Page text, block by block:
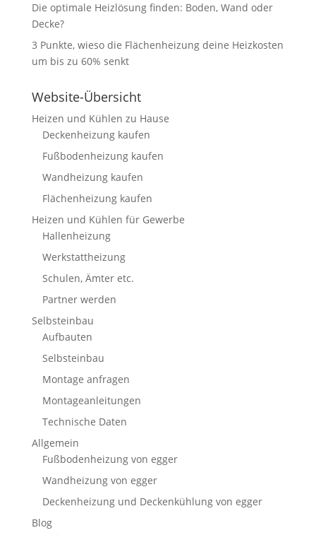
Die optimale Heizlösung finden: Boden, Wand oder
Decke?
3 Punkte, wieso die Flächenheizung deine Heizkosten
um bis zu 60% senkt
Website-Übersicht
Heizen und Kühlen zu Hause
Deckenheizung kaufen
Fußbodenheizung kaufen
Wandheizung kaufen
Flächenheizung kaufen
Heizen und Kühlen für Gewerbe
Hallenheizung
Werkstattheizung
Schulen, Ämter etc.
Partner werden
Selbsteinbau
Aufbauten
Selbsteinbau
Montage anfragen
Montageanleitungen
Technische Daten
Allgemein
Fußbodenheizung von egger
Wandheizung von egger
Deckenheizung und Deckenkühlung von egger
Blog